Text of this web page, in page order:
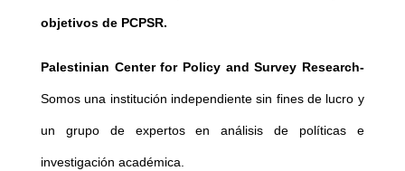
objetivos de PCPSR.
Palestinian Center for Policy and Survey Research-
Somos una institución independiente sin fines de lucro y
un grupo de expertos en análisis de políticas e
investigación académica.